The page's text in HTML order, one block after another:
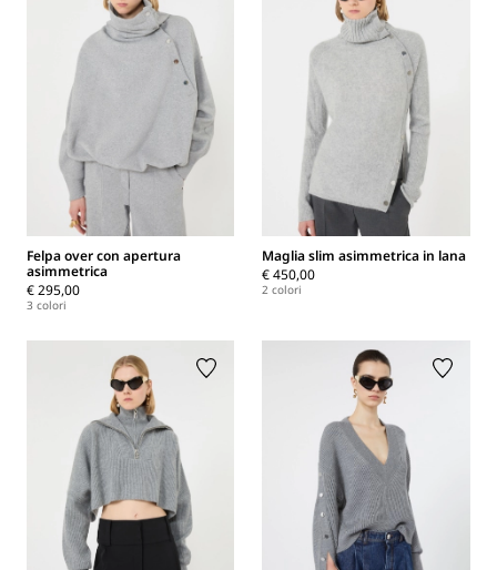
Felpa over con apertura
asimmetrica
€ 295,00
3 colori
Maglia slim asimmetrica in lana
€ 450,00
2 colori